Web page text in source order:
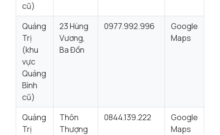
cũ)
Quảng
Trị
(khu
vực
Quảng
Bình
cũ)
23 Hùng
Vương,
Ba Đồn
0977.992.996
Google
Maps
Quảng
Trị
Thôn
Thượng
0844.139.222
Google
Maps